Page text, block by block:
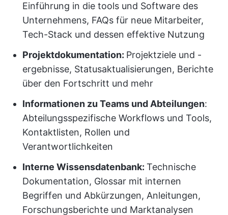
Einführung in die tools und Software des
Unternehmens, FAQs für neue Mitarbeiter,
Tech-Stack und dessen effektive Nutzung
Projektdokumentation: Projektziele und -
ergebnisse, Statusaktualisierungen, Berichte
über den Fortschritt und mehr
Informationen zu Teams und Abteilungen:
Abteilungsspezifische Workflows und Tools,
Kontaktlisten, Rollen und
Verantwortlichkeiten
Interne Wissensdatenbank: Technische
Dokumentation, Glossar mit internen
Begriffen und Abkürzungen, Anleitungen,
Forschungsberichte und Marktanalysen